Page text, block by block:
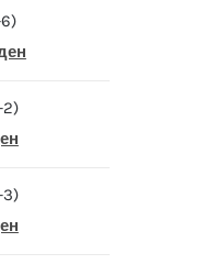
6)
Current
2)
Current
is:
3,900.00 ден.
3)
Current